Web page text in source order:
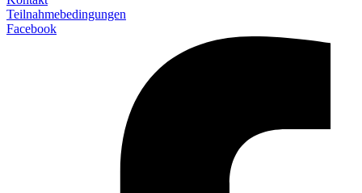
Teilnahmebedingungen
Facebook